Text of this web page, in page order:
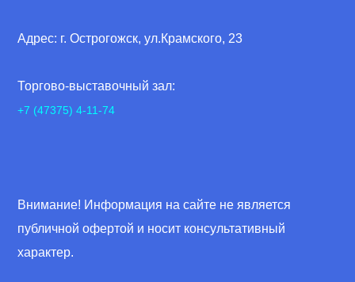
Адрес: г. Острогожск, ул.Крамского, 23
Торгово-выставочный зал:
+7 (47375) 4-11-74
Внимание! Информация на сайте не является
публичной офертой и носит консультативный
характер.